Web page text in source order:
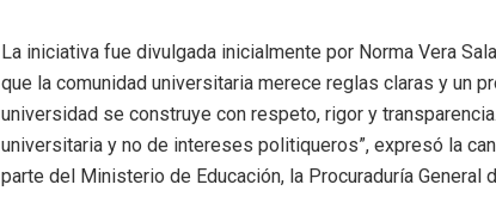
La iniciativa fue divulgada inicialmente por Norma Vera
que la comunidad universitaria merece reglas claras y un
universidad se construye con respeto, rigor y
universitaria y no de intereses politiqueros”, expresó la
parte del Ministerio de Educación, la Procuraduría General